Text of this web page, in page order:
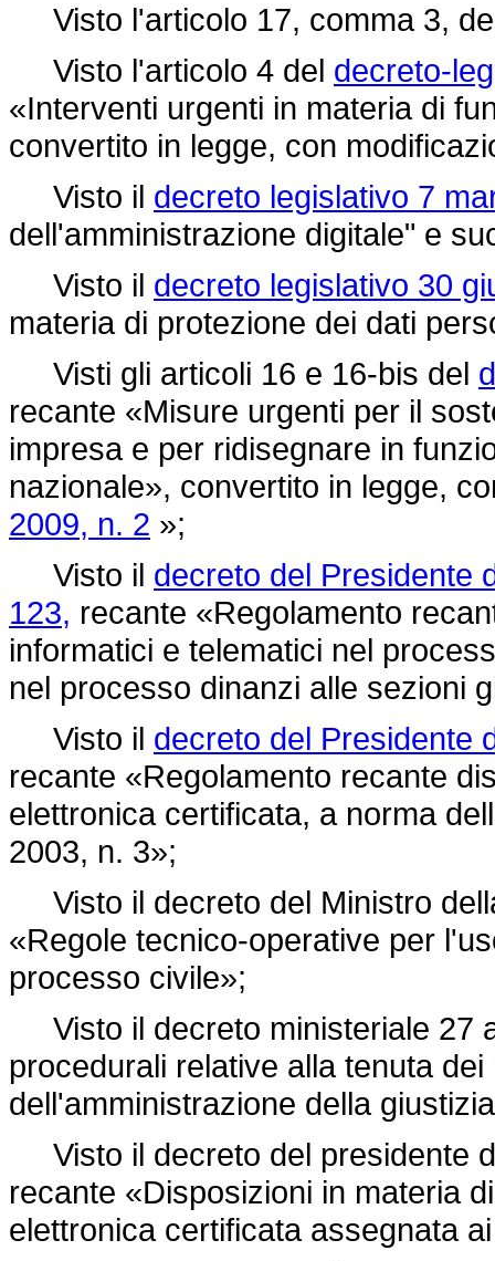
Visto l'articolo 17, comma 3,
Visto l'articolo 4 del decreto-
«Interventi urgenti in materia di
convertito in legge, con
Visto il decreto legislativo 7
dell'amministrazione digitale" e
Visto il decreto legislativo 30
materia di protezione dei dati
Visti gli articoli 16 e 16-bis del
recante «Misure urgenti per il
impresa e per ridisegnare in
nazionale», convertito in legge,
2009, n. 2 »;
Visto il decreto del Presidente
123, recante «Regolamento
informatici e telematici nel
nel processo dinanzi alle sezioni
Visto il decreto del Presidente
recante «Regolamento recante
elettronica certificata, a norma
2003, n. 3»;
Visto il decreto del Ministro
«Regole tecnico-operative per
processo civile»;
Visto il decreto ministeriale 27
procedurali relative alla tenuta
dell'amministrazione della
Visto il decreto del presidente
recante «Disposizioni in materia
elettronica certificata assegnata